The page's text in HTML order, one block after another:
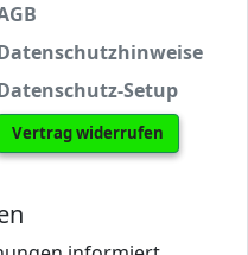
Setup
Vertrag widerrufen